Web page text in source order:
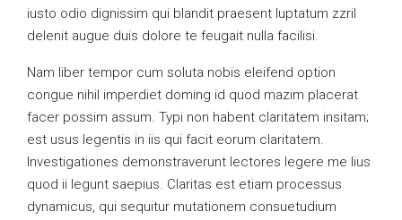
iusto odio dignissim qui blandit praesent luptatum zzril
delenit augue duis dolore te feugait nulla facilisi.
Nam liber tempor cum soluta nobis eleifend option
congue nihil imperdiet doming id quod mazim placerat
facer possim assum. Typi non habent claritatem insitam;
est usus legentis in iis qui facit eorum claritatem.
Investigationes demonstraverunt lectores legere me lius
quod ii legunt saepius. Claritas est etiam processus
dynamicus, qui sequitur mutationem consuetudium